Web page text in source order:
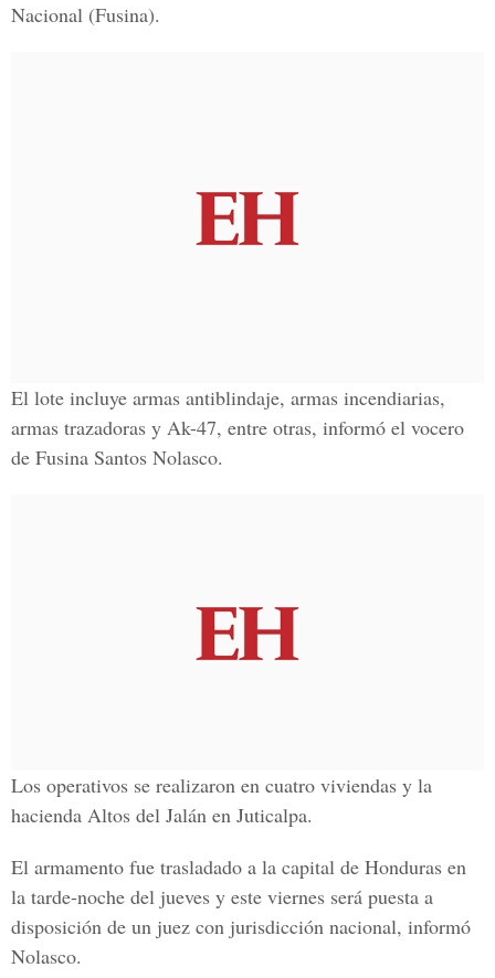
Nacional (Fusina).
El lote incluye armas antiblindaje, armas incendiarias,
armas trazadoras y Ak-47, entre otras, informó el vocero
de Fusina Santos Nolasco.
Los operativos se realizaron en cuatro viviendas y la
hacienda Altos del Jalán en Juticalpa.
El armamento fue trasladado a la capital de Honduras en
la tarde-noche del jueves y este viernes será puesta a
disposición de un juez con jurisdicción nacional, informó
Nolasco.